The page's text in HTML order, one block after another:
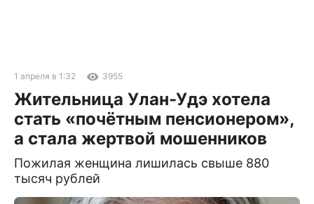
1 апреля в 1:32 3955
Жительница Улан-Удэ хотела
стать «почётным пенсионером»,
а стала жертвой мошенников
Пожилая женщина лишилась свыше 880
тысяч рублей